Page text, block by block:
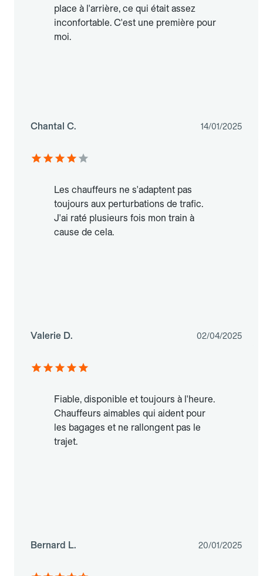
place à l'arrière, ce qui était assez
inconfortable. C'est une première pour
moi.
Chantal C. 14/01/2025
Les chauffeurs ne s'adaptent pas
toujours aux perturbations de trafic.
J'ai raté plusieurs fois mon train à
cause de cela.
Valerie D. 02/04/2025
Fiable, disponible et toujours à l'heure.
Chauffeurs aimables qui aident pour
les bagages et ne rallongent pas le
trajet.
Bernard L. 20/01/2025